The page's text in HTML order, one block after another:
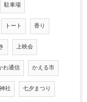
駐車場
トート 香り
上映会
わ通信 かえる市
社 七夕まつり